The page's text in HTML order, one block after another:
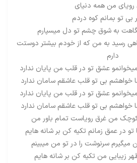
رویای من همه دنیای
بی تو بمانم کوه دردم
به شوق چشم تو دل میسپارم
رسید به من که از خودم بیشتر دوستت
دارم
عشق تو در قلب من پایان ندارد
خواهشم بی تو قلب عاشقم سامان ندارد
عشق تو در قلب من پایان ندارد
خواهشم بی تو قلب عاشقم سامان ندارد
من غرق رویاست تمام باور من
در عمق زمانم تکیه کن بر شانه هایم
میگیرم سرنوشت را در تو من میبینم
زیبایی من تکیه کن بر شانه هایم